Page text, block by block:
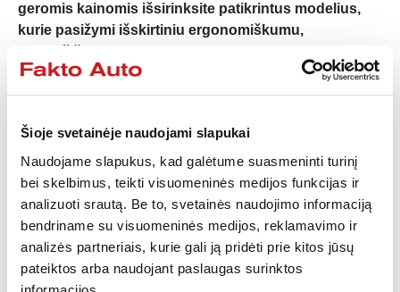
Šioje svetainėje naudojami slapukai
Naudojame slapukus, kad galėtume suasmeninti turinį
bei skelbimus, teikti visuomeninės medijos funkcijas ir
analizuoti srautą. Be to, svetainės naudojimo informaciją
bendriname su visuomeninės medijos, reklamavimo ir
analizės partneriais, kurie gali ją pridėti prie kitos jūsų
pateiktos arba naudojant paslaugas surinktos
geromis kainomis išsirinksite patikrintus modelius,
kurie pasižymi išskirtiniu ergonomiškumu,
įsigilindami į lūkesčius ir konkrečius pageidavimus. Mūsų
asortimento pasiūlys išsirinkti Jūsų verslui tinkamiausią
automobilį – nuo taupios, manevringos, nedidelės
transporto priemonės daugiau važinėjantiems miestuose
iki galingo, pažangaus, talpaus visureigio ar krosroverio
kelionėms su daugiau žmonių ar krovinių.